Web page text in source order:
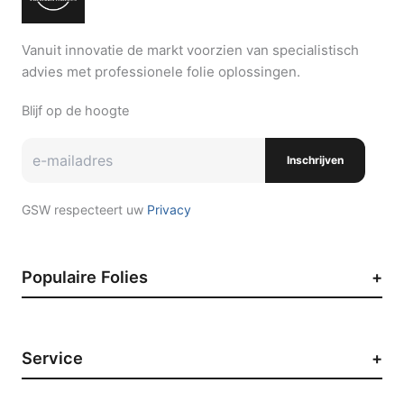
Vanuit innovatie de markt voorzien van specialistisch
advies met professionele folie oplossingen.
Blijf op de hoogte
Inschrijven
GSW respecteert uw Privacy
Populaire Folies
Paint Protection Film
Service